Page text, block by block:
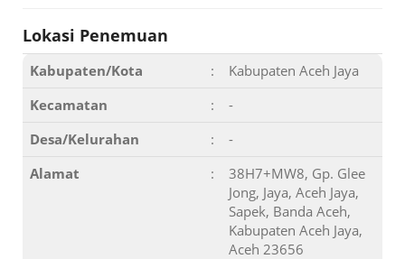
Lokasi Penemuan
Kabupaten/Kota :
Kabupaten Aceh Jaya
Kecamatan
:
-
Desa/Kelurahan
:
-
Alamat
:
38H7+MW8, Gp. Glee
Jong, Jaya, Aceh Jaya,
Sapek, Banda Aceh,
Kabupaten Aceh Jaya,
Aceh 23656